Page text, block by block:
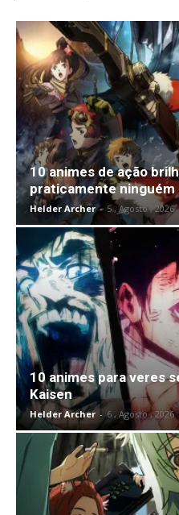
10 animes de ação
praticamente
Helder Archer - 5 , Agosto , 2026
10 animes para veres
Kaisen
Helder Archer - 6 , Agosto , 2026